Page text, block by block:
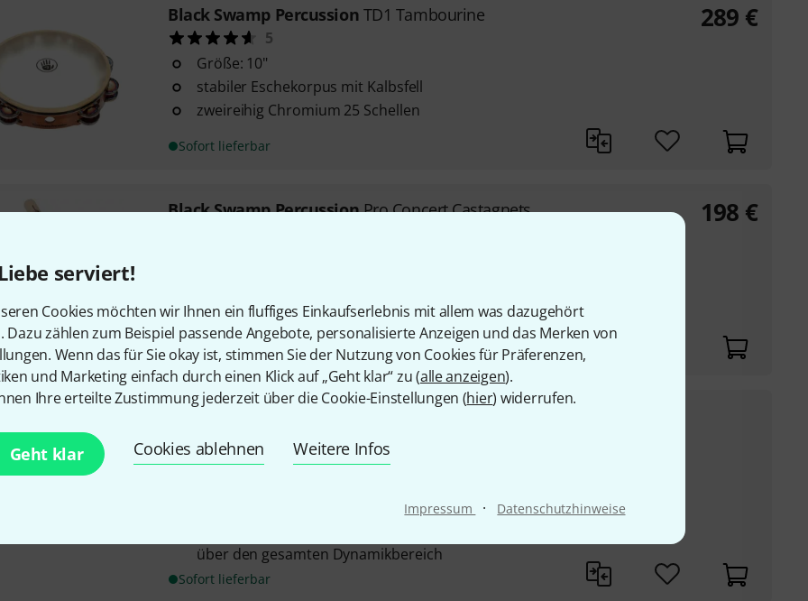
serviert!
Cookies möchten wir Ihnen ein fluffiges Einkaufserlebnis mit allem was dazugehört
Dazu zählen zum Beispiel passende Angebote, personalisierte Anzeigen und das Merken von
Wenn das für Sie okay ist, stimmen Sie der Nutzung von Cookies für Präferenzen,
und Marketing einfach durch einen Klick auf „Geht klar“ zu (alle anzeigen).
Ihre erteilte Zustimmung jederzeit über die Cookie-Einstellungen (hier) widerrufen.
Geht klar Cookies ablehnen Weitere Infos
Impressum · Datenschutzhinweise
Black Swamp Percussion TD1 Tambourine
5
Größe: 10"
stabiler Eschekorpus mit Kalbsfell
zweireihig Chromium 25 Schellen
Sofort lieferbar
289 €
Black Swamp PercussionPro Concert Castagnets
aus Grenadillo
Federspannung einstellbar
Sofort lieferbar
198 €
für 14" kleine Trommel
aus rostfreiem Stahlkabel kombiniert
über den gesamten Dynamikbereich
Sofort lieferbar